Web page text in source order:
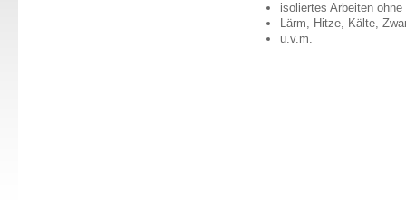
isoliertes Arbeiten
Lärm, Hitze, Kälte,
u.v.m.